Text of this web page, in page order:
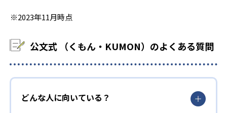
※2023年11月時点
公文式 （くもん・KUMON）のよくある質問
どんな人に向いている？